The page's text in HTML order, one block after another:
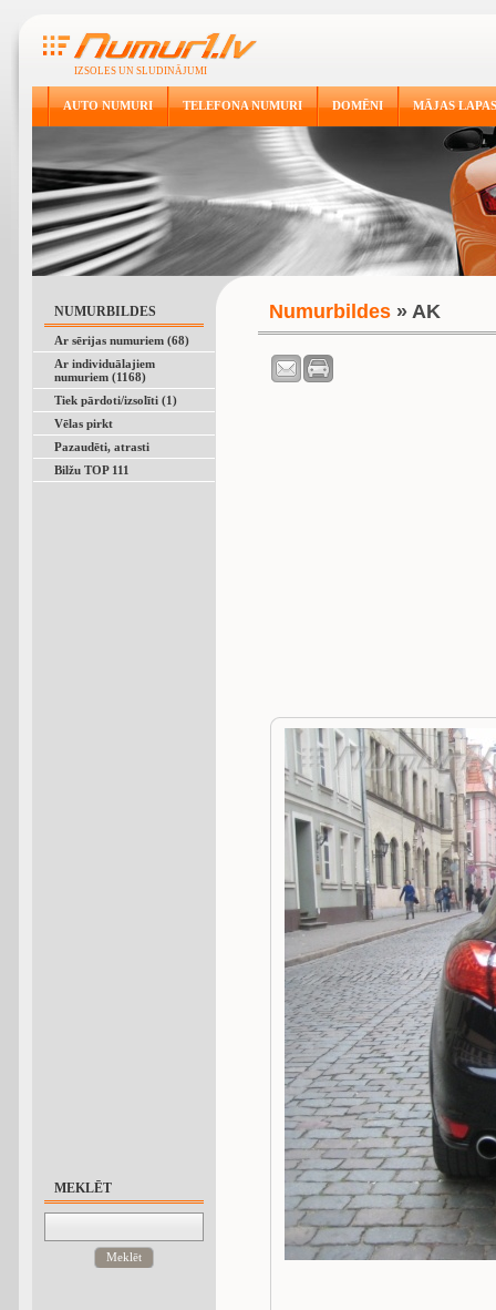
IZSOLES UN SLUDINĀJUMI
AUTO NUMURI TELEFONA NUMURI DOMĒNI MĀJAS LAPAS
NUMURBILDES
Ar sērijas numuriem (68)
Ar individuālajiem
numuriem (1168)
Tiek pārdoti/izsolīti (1)
Vēlas pirkt
Pazaudēti, atrasti
Bilžu TOP 111
MEKLĒT
Meklēt
Numurbildes» AK